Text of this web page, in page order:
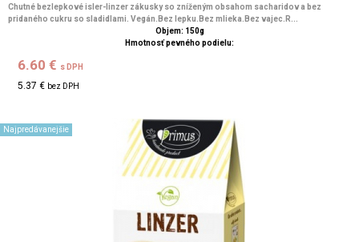
Chutné bezlepkové isler-linzer zákusky so zníženým obsahom sacharidov a bez
pridaného cukru so sladidlami. Vegán.Bez lepku.Bez mlieka.Bez vajec.R...
Objem: 150g
Hmotnosť pevného podielu:
6.60 € s DPH
5.37 € bez DPH
Najpredávanejšie